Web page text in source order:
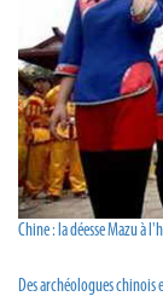
Chine : la déesse Mazu à
Des archéologues